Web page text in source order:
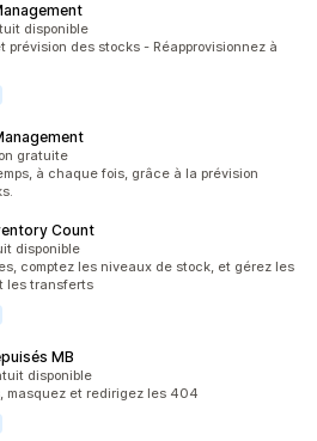
disponible
prévision des stocks - Réapprovisionnez à
gratuite
à chaque fois, grâce à la prévision
Count
disponible
comptez les niveaux de stock, et gérez les
les transferts
MB
disponible
masquez et redirigez les 404